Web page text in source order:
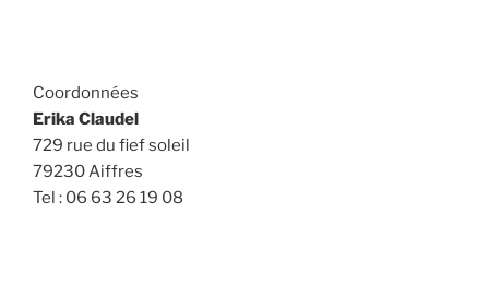
Coordonnées
Erika Claudel
729 rue du fief soleil
79230 Aiffres
Tel : 06 63 26 19 08